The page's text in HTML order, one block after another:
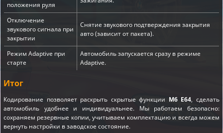
положения руля
Отключение
звукового сигнала при
закрытии
Снятие звукового подтверждения закрытия
авто (зависит от пакета).
Режим Adaptive при
старте
Автомобиль запускается сразу в режиме
Adaptive.
Итог
Кодирование позволяет раскрыть скрытые функции M6 E64, сделать
автомобиль удобнее и индивидуальнее. Мы работаем безопасно:
сохраняем резервные копии, учитываем комплектацию и всегда можем
вернуть настройки в заводское состояние.